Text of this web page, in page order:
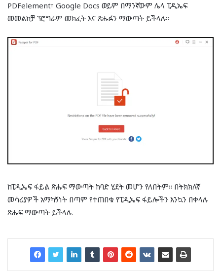
PDFelement፣ Google Docs ወይም በማንኛውም ሌላ ፒዲኤፍ
መመልከቻ ፕሮግራም መክፈት እና ጽሑፉን ማውጣት ይችላሉ።
ከፒዲኤፍ ፋይል ጽሑፍ ማውጣት ከባድ ሂደት መሆን የለበትም። በትክክለኛ
መሳሪያዎች አማካኝነት በጣም የተጠበቁ የፒዲኤፍ ፋይሎችን እንኳን በቀላሉ
ጽሑፍ ማውጣት ይችላሉ.